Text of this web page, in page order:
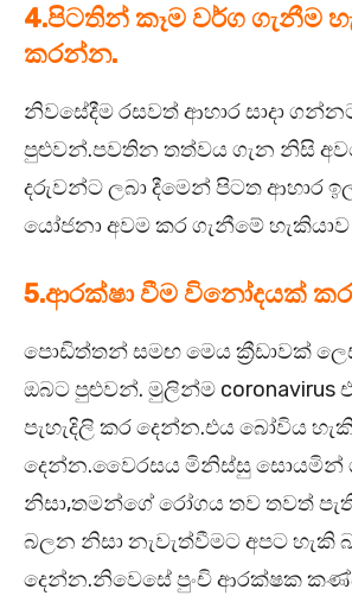
4.පිටතින් කෑම වර්ග ගැනීම
කරන්න.
නිවසේදීම රසවත් ආහාර සාදා
පුළුවන්.පවතින තත්වය ගැන නිසි
දරුවන්ට ලබා දීමෙන් පිටත ආහාර
යෝජනා අවම කර ගැනීමේ
5.ආරක්ෂා වීම විනෝදයක්
පොඩිත්තන් සමඟ මෙය ක්‍රීඩාවක්
ඔබට පුළුවන්. මුලින්ම coronavirus
පැහැදිලි කර දෙන්න.එය බෝවිය
දෙන්න.වෛරසය මිනිස්සු සොයමින්
නිසා,තමන්ගේ රෝගය තව තවත්
බලන නිසා නැවැත්වීමට අපට හැකි
දෙන්න.නිවෙසේ පුංචි ආරක්ෂක